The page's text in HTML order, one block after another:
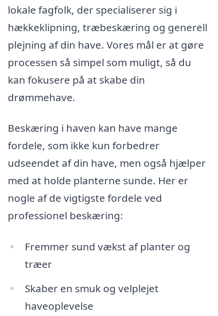
lokale fagfolk, der specialiserer sig i
hækkeklipning, træbeskæring og generell
plejning af din have. Vores mål er at gøre
processen så simpel som muligt, så du
kan fokusere på at skabe din
drømmehave.
Beskæring i haven kan have mange
fordele, som ikke kun forbedrer
udseendet af din have, men også hjælper
med at holde planterne sunde. Her er
nogle af de vigtigste fordele ved
professionel beskæring:
Fremmer sund vækst af planter og
træer
Skaber en smuk og velplejet
haveoplevelse